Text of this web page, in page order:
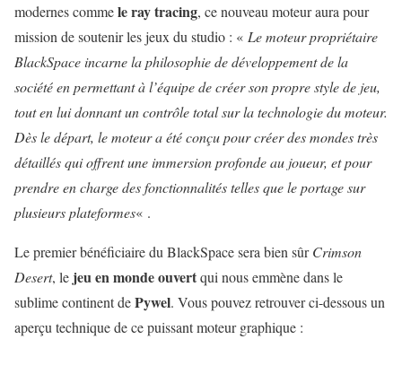
modernes commele ray tracing, ce nouveau moteur aura pour
mission de soutenir les jeux du studio : « Le moteur propriétaire
BlackSpace incarne la philosophie de développement de la
société en permettant à l’équipe de créer son propre style de jeu,
tout en lui donnant un contrôle total sur la technologie du moteur.
Dès le départ, le moteur a été conçu pour créer des mondes très
détaillés qui offrent une immersion profonde au joueur, et pour
prendre en charge des fonctionnalités telles que le portage sur
plusieurs plateformes« .
Le premier bénéficiaire du BlackSpace sera bien sûrCrimson
Desert, le jeu en monde ouvertqui nous emmène dans le
sublime continent dePywel. Vous pouvez retrouver ci-dessous un
aperçu technique de ce puissant moteur graphique :